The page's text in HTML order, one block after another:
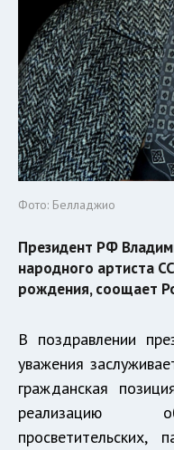
Фото: Белладжио
Президент РФ
народного артиста
рождения, соощает
В поздравлении
уважения
гражданская
реализацию
просветительских,